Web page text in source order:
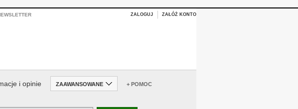
ZALOGUJ ZAŁÓŻ KONTO
i opinie ZAAWANSOWANE + POMOC